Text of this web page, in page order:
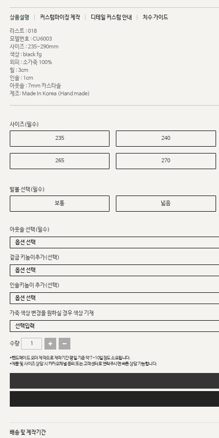
상품설명 커스텀마이징 제작 디테일 커스텀 안내 치수 가이드
라스트 : 018
모델번호 : CU6003
사이즈 : 235~290mm
색상 : black fg
외피 : 소가죽 100%
힐 : 3cm
인솔 : 1cm
아웃솔 : 7mm 카스타솔
제조: Made In Korea (Hand made)
사이즈(필수)
235 240
265 270
발볼 선택(필수)
보통 넓음
아웃솔 선택(필수)
겉굽 키높이추가(선택)
인솔키높이 추가(선택)
가죽 색상 변경을 원하실 경우 색상 기재
수량
*핸드메이드 오더 제작으로 제작기간 평일 기준 약 7~10일정도 소요됩니다.
*제품 및 사이즈 상담 시 카카오채널 문의 또는 고객센터로 연락주시면 빠른 상담 가능합니다.
배송 및 제작기간